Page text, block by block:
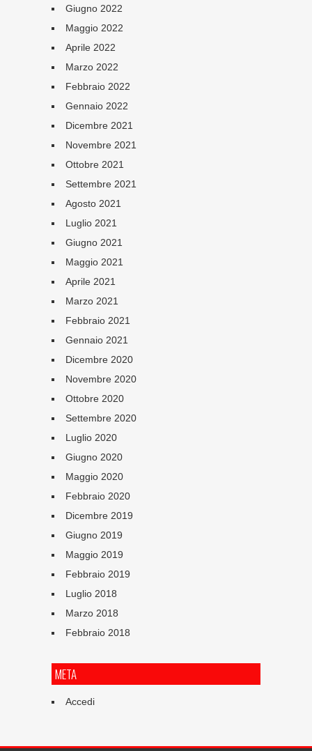
Giugno 2022
Maggio 2022
Aprile 2022
Marzo 2022
Febbraio 2022
Gennaio 2022
Dicembre 2021
Novembre 2021
Ottobre 2021
Settembre 2021
Agosto 2021
Luglio 2021
Giugno 2021
Maggio 2021
Aprile 2021
Marzo 2021
Febbraio 2021
Gennaio 2021
Dicembre 2020
Novembre 2020
Ottobre 2020
Settembre 2020
Luglio 2020
Giugno 2020
Maggio 2020
Febbraio 2020
Dicembre 2019
Giugno 2019
Maggio 2019
Febbraio 2019
Luglio 2018
Marzo 2018
Febbraio 2018
META
Accedi